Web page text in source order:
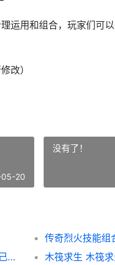
运用和组合，玩家们可
改）
20
没有了！
传奇烈火技能组
深入解析河狸计划游戏评价 河狸计划怎么自己做游戏
木筏求生 木筏